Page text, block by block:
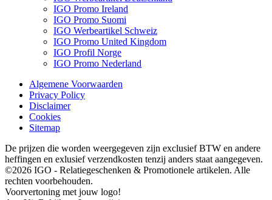
IGO Promo Ireland
IGO Promo Suomi
IGO Werbeartikel Schweiz
IGO Promo United Kingdom
IGO Profil Norge
IGO Promo Nederland
Algemene Voorwaarden
Privacy Policy
Disclaimer
Cookies
Sitemap
De prijzen die worden weergegeven zijn exclusief BTW en andere
heffingen en exlusief verzendkosten tenzij anders staat aangegeven.
©2026 IGO - Relatiegeschenken & Promotionele artikelen. Alle
rechten voorbehouden.
Voorvertoning met jouw logo!